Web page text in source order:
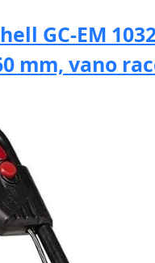
GC-EM
mm, vano